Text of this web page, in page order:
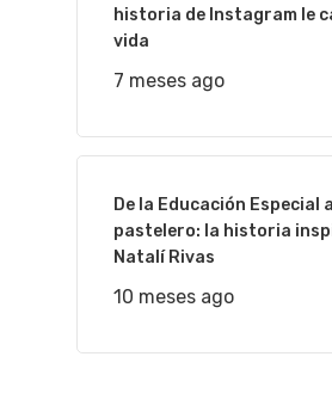
historia de Instagram le
vida
7 meses ago
De la Educación Especial
pastelero: la historia
Natalí Rivas
10 meses ago